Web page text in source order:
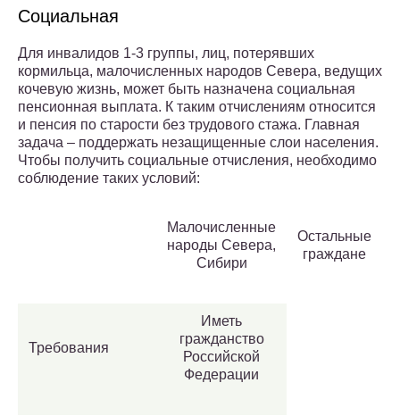
Социальная
Для инвалидов 1-3 группы, лиц, потерявших
кормильца, малочисленных народов Севера, ведущих
кочевую жизнь, может быть назначена социальная
пенсионная выплата. К таким отчислениям относится
и пенсия по старости без трудового стажа. Главная
задача – поддержать незащищенные слои населения.
Чтобы получить социальные отчисления, необходимо
соблюдение таких условий:
Малочисленные
народы Севера,
Сибири
Остальные
граждане
Требования
Иметь
гражданство
Российской
Федерации